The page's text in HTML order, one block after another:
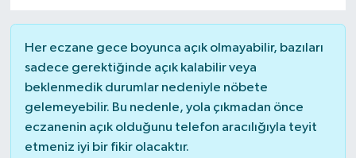
Her eczane gece boyunca açık olmayabilir, bazıları
sadece gerektiğinde açık kalabilir veya
beklenmedik durumlar nedeniyle nöbete
gelemeyebilir. Bu nedenle, yola çıkmadan önce
eczanenin açık olduğunu telefon aracılığıyla teyit
etmeniz iyi bir fikir olacaktır.